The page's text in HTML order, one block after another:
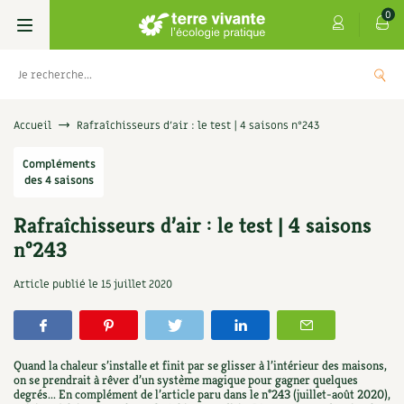
0
Livres
Permaculture, Jardin bio
Techniques de jardinage
Verger, arbres
Aménagement jardin
Les 4 saisons
Se réabonner
Offrir un abonnement
Les numéros
4 saisons
Graines, semences
Aromatiques
Florales
Cartes cadeau
Découvrir le Centre
Visiter en famille, entre amis
Jardin bio
Parole libre
Accueil Rafraîchisseurs d’air : le test | 4 saisons n°243
Compléments
des 4 saisons
Rafraîchisseurs d’air : le test | 4 saisons
n°243
Article publié le 15 juillet 2020
Quand la chaleur s’installe et finit par se glisser à l’intérieur des maisons,
on se prendrait à rêver d’un système magique pour gagner quelques
degrés... En complément de l’article paru dans le n°243 (juillet-août 2020),
9,90